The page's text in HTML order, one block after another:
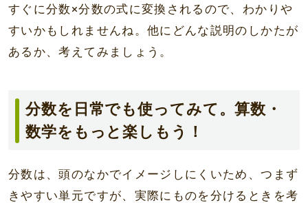
すぐに分数×分数の式に変換されるので、わかりや
すいかもしれませんね。他にどんな説明のしかたが
あるか、考えてみましょう。
分数を日常でも使ってみて。算数・
数学をもっと楽しもう！
分数は、頭のなかでイメージしにくいため、つまず
きやすい単元ですが、実際にものを分けるときを考